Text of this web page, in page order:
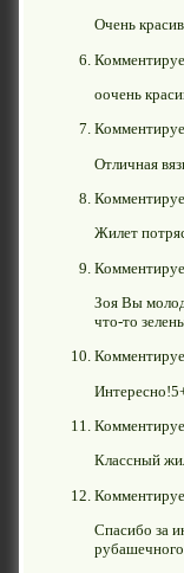
Очень
оочень
Отличная
Жилет
Зоя Вы
что-то
Классный
Спасибо за
рубашечного